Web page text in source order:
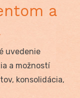
a
uvedenie
a možností
konsolidácia,